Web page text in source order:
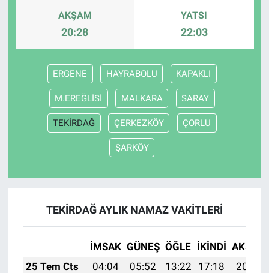
AKŞAM
20:28
YATSI
22:03
ERGENE HAYRABOLU KAPAKLI
M.EREĞLİSİ MALKARA SARAY
TEKİRDAĞ ÇERKEZKÖY ÇORLU
ŞARKÖY
TEKİRDAĞ AYLIK NAMAZ VAKITLERI
İMSAK GÜNEŞ ÖĞLE İKINDI AKŞAM
25 Tem Cts
04:04 05:52 13:22 17:18
20:41